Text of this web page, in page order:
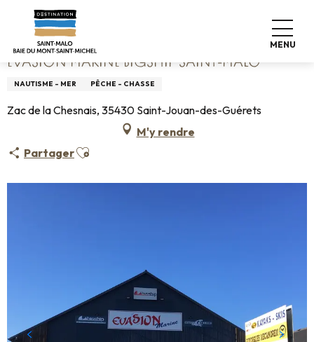
contenu
principal
MENU
Accueil Evasion Marine Bigship Saint-Malo
EVASION MARINE BIGSHIP SAINT-MALO
NAUTISME - MER PÊCHE - CHASSE
Zac de la Chesnais, 35430 Saint-Jouan-des-Guérets
M'y rendre
PartagerAjouter aux favoris